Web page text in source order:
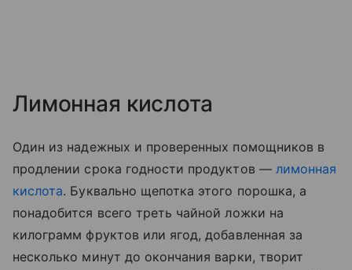
Лимонная кислота
Один из надежных и проверенных помощников в
продлении срока годности продуктов — лимонная
кислота. Буквально щепотка этого порошка, а
понадобится всего треть чайной ложки на
килограмм фруктов или ягод, добавленная за
несколько минут до окончания варки, творит